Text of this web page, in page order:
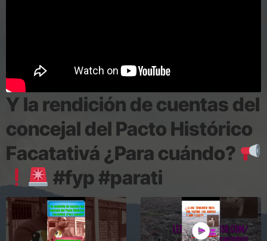
Y la rendición de cuentas del
concejal del Pacto Histórico
Facatativá ¿Para cuándo?
#fyp #parati